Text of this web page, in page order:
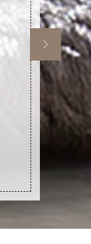
Plusieurs
urgente la
œuvre
recherche
est
rapide en